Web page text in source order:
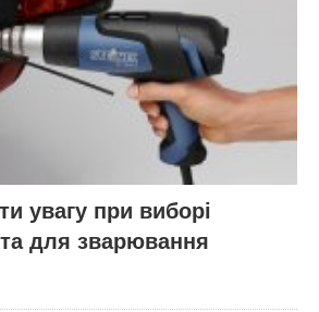
увагу при виборі
для зварювання